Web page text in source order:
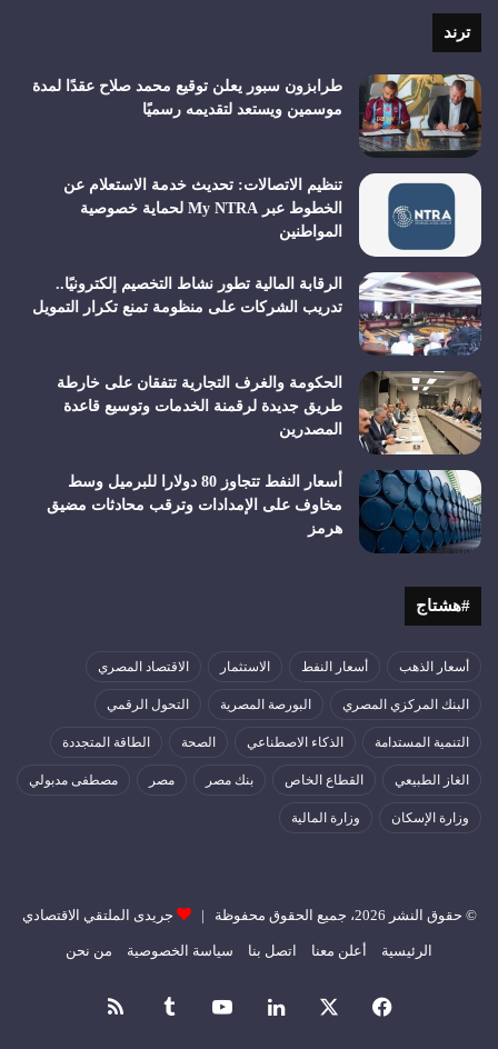
ترند
طرابزون سبور يعلن توقيع محمد صلاح عقدًا لمدة
موسمين ويستعد لتقديمه رسميًا
تنظيم الاتصالات: تحديث خدمة الاستعلام عن
الخطوط عبر My NTRA لحماية خصوصية
المواطنين
الرقابة المالية تطور نشاط التخصيم إلكترونيًا..
تدريب الشركات على منظومة تمنع تكرار التمويل
الحكومة والغرف التجارية تتفقان على خارطة
طريق جديدة لرقمنة الخدمات وتوسيع قاعدة
المصدرين
أسعار النفط تتجاوز 80 دولارا للبرميل وسط
مخاوف على الإمدادات وترقب محادثات مضيق
هرمز
#هشتاج
أسعار الذهب أسعار النفط الاستثمار الاقتصاد المصري
البنك المركزي المصري البورصة المصرية التحول الرقمي
التنمية المستدامة الذكاء الاصطناعي الصحة الطاقة المتجددة
الغاز الطبيعي القطاع الخاص بنك مصر مصر مصطفى مدبولي
وزارة الإسكان وزارة المالية
© حقوق النشر 2026، جميع الحقوق محفوظة | جريدى الملتقي الاقتصادي
الرئيسية أعلن معنا اتصل بنا سياسة الخصوصية من نحن
فيسبوك لينكدإن ‫YouTube